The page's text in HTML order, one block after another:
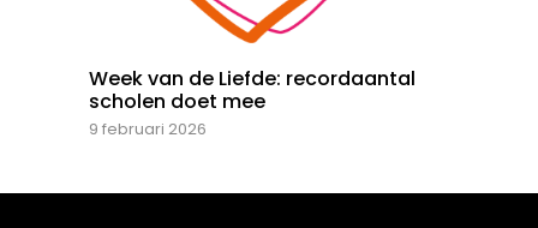
Week van de Liefde: recordaantal
scholen doet mee
9 februari 2026